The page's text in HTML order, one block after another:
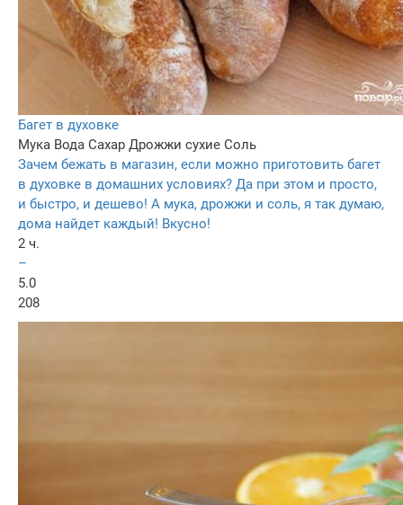
Багет в духовке
Мука Вода Сахар Дрожжи сухие Соль
Зачем бежать в магазин, если можно приготовить багет
в духовке в домашних условиях? Да при этом и просто,
и быстро, и дешево! А мука, дрожжи и соль, я так думаю,
дома найдет каждый! Вкусно!
2 ч.
–
5.0
208